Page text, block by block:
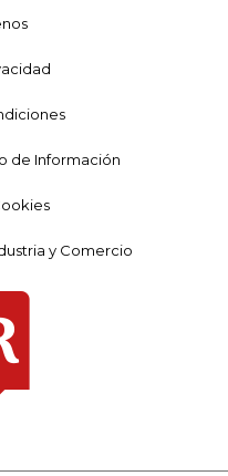
de Información
y Comercio